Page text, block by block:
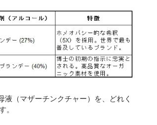
（マザーチンクチャー）を、どれく
。